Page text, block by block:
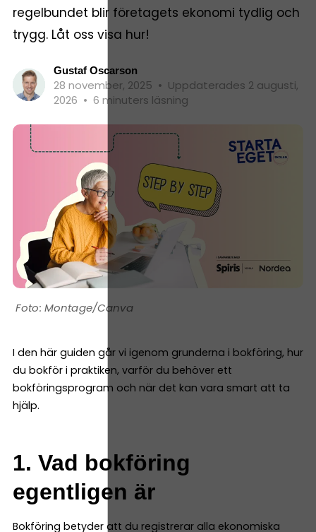
regelbundet blir företagets ekonomi tydlig och
trygg. Låt oss visa hur!
Gustaf Oscarson
28 november, 2025 • Uppdaterades 2 augusti,
2026 • 6 minuters läsning
Montage/Canva
I den här guiden går vi igenom grunderna i bokföring, hur
du bokför i praktiken, varför du behöver ett
bokföringsprogram och när det kan vara smart att ta
hjälp.
1. Vad bokföring
egentligen är
Bokföring betyder att du registrerar alla ekonomiska